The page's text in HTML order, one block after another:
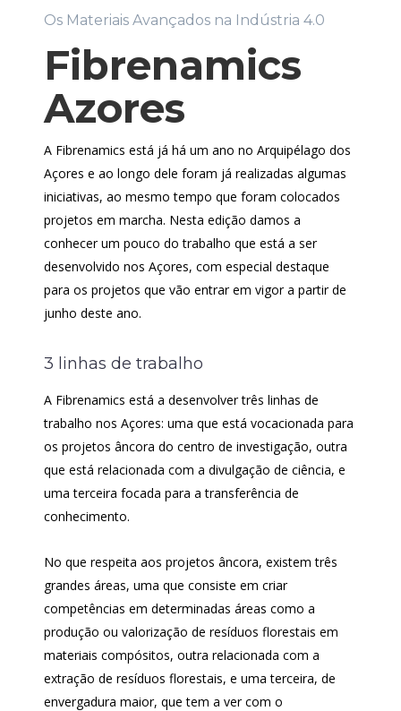
Os Materiais Avançados na Indústria 4.0
Fibrenamics
Azores
A Fibrenamics está já há um ano no Arquipélago dos
Açores e ao longo dele foram já realizadas algumas
iniciativas, ao mesmo tempo que foram colocados
projetos em marcha. Nesta edição damos a
conhecer um pouco do trabalho que está a ser
desenvolvido nos Açores, com especial destaque
para os projetos que vão entrar em vigor a partir de
junho deste ano.
3 linhas de trabalho
A Fibrenamics está a desenvolver três linhas de
trabalho nos Açores: uma que está vocacionada para
os projetos âncora do centro de investigação, outra
que está relacionada com a divulgação de ciência, e
uma terceira focada para a transferência de
conhecimento.
No que respeita aos projetos âncora, existem três
grandes áreas, uma que consiste em criar
competências em determinadas áreas como a
produção ou valorização de resíduos florestais em
materiais compósitos, outra relacionada com a
extração de resíduos florestais, e uma terceira, de
envergadura maior, que tem a ver com o